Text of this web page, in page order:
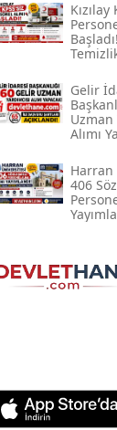
İşçi
Gelir
Uzman
Alımı
Şartları
Harran
406